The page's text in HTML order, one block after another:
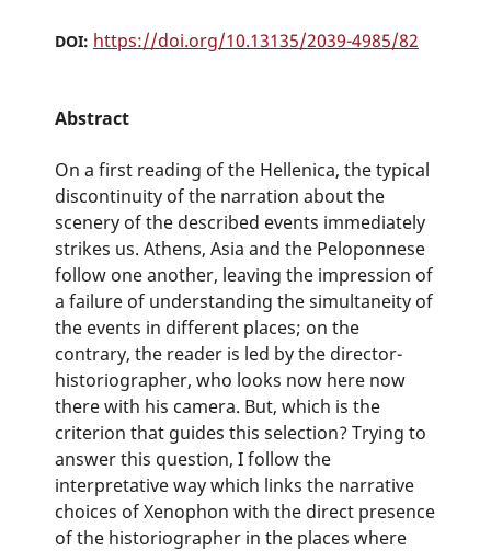
DOI: https://doi.org/10.13135/2039-4985/82
Abstract
On a first reading of the Hellenica, the typical
discontinuity of the narration about the
scenery of the described events immediately
strikes us. Athens, Asia and the Peloponnese
follow one another, leaving the impression of
a failure of understanding the simultaneity of
the events in different places; on the
contrary, the reader is led by the director-
historiographer, who looks now here now
there with his camera. But, which is the
criterion that guides this selection? Trying to
answer this question, I follow the
interpretative way which links the narrative
choices of Xenophon with the direct presence
of the historiographer in the places where